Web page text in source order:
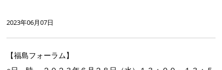
2023年06月07日
【福島フォーラム】